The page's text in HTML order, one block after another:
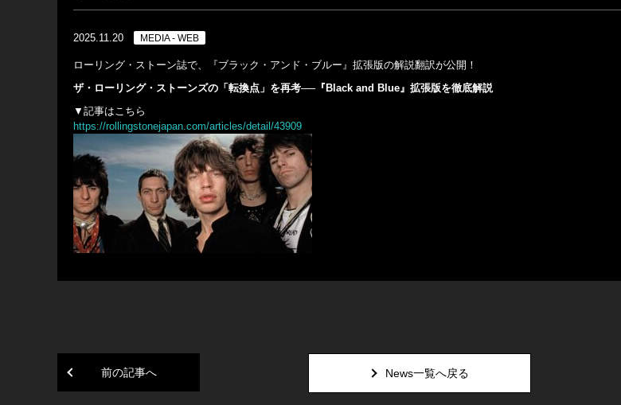
2025.11.20 MEDIA - WEB
ローリング・ストーン誌で、『ブラック・アンド・ブルー』拡張版の解説翻訳が公開！
ザ・ローリング・ストーンズの「転換点」を再考──『Black and Blue』拡張版を徹底解説
▼記事はこちら
https://rollingstonejapan.com/articles/detail/43909
前の記事へ News一覧へ戻る